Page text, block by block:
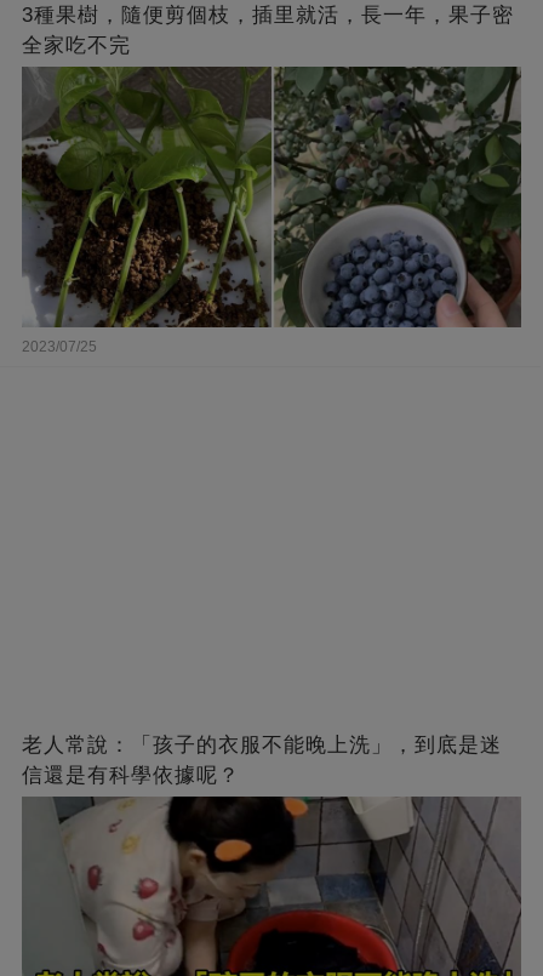
3種果樹，隨便剪個枝，插里就活，長一年，果子密
全家吃不完
2023/07/25
老人常說：「孩子的衣服不能晚上洗」，到底是迷
信還是有科學依據呢？